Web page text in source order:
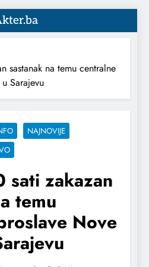
sastanak na temu centralne
Sarajevu
NAJNOVIJE
sati zakazan
temu
Nove